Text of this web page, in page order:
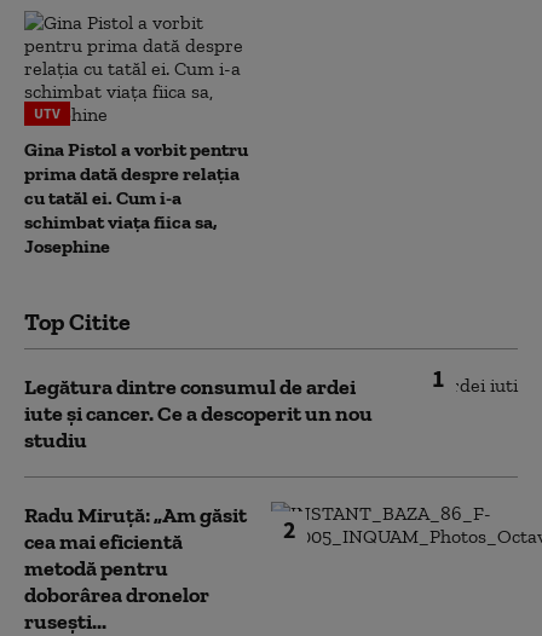
UTV
Gina Pistol a vorbit pentru
prima dată despre relația
cu tatăl ei. Cum i-a
schimbat viața fiica sa,
Josephine
Top Citite
1
Legătura dintre consumul de ardei
iute și cancer. Ce a descoperit un nou
studiu
2
Radu Miruță: „Am găsit
cea mai eficientă
metodă pentru
doborârea dronelor
rusești...